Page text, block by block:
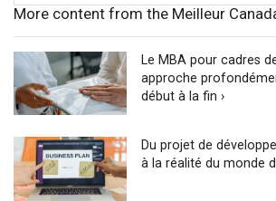
More content from the Meilleur
Le MBA pour cadres
approche
début à la fin ›
Du projet de
à la réalité du monde